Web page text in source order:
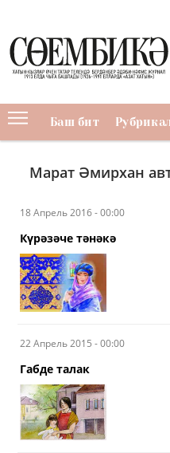
Баш бит
Марат Әмирхан
18 Апрель 2016 - 00:00
​Күрәзәче тәнәкә
22 Апрель 2015 - 00:00
Габде талак